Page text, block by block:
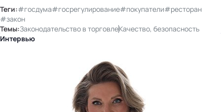
Теги:#госдума#госрегулирование#покупатели#ресторан
#закон
Темы:Законодательство в торговлеКачество, безопасность
Интервью